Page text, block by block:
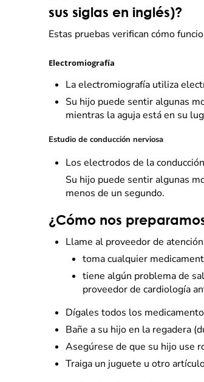
sus siglas en inglés)?
Estas pruebas verifican cómo
Electromiografía
La electromiografía utiliza
Su hijo puede sentir algunas
mientras la aguja está en su
Estudio de conducción nerviosa
Los electrodos de la
Su hijo puede sentir algunas
menos de un segundo.
¿Cómo nos
Llame al proveedor de
toma cualquier
tiene algún problema de
proveedor de cardiología
Dígales todos los
Bañe a su hijo en la regadera
Asegúrese de que su hijo use
Traiga un juguete u otro